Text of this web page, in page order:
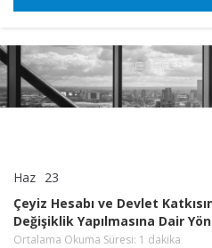
Haz 23
ve
Devlet
Katkısına
Çeyiz Hesabı ve Devlet
Değişiklik Yapılmasına Dair
Ortalama Okuma Süresi: 1 dakika